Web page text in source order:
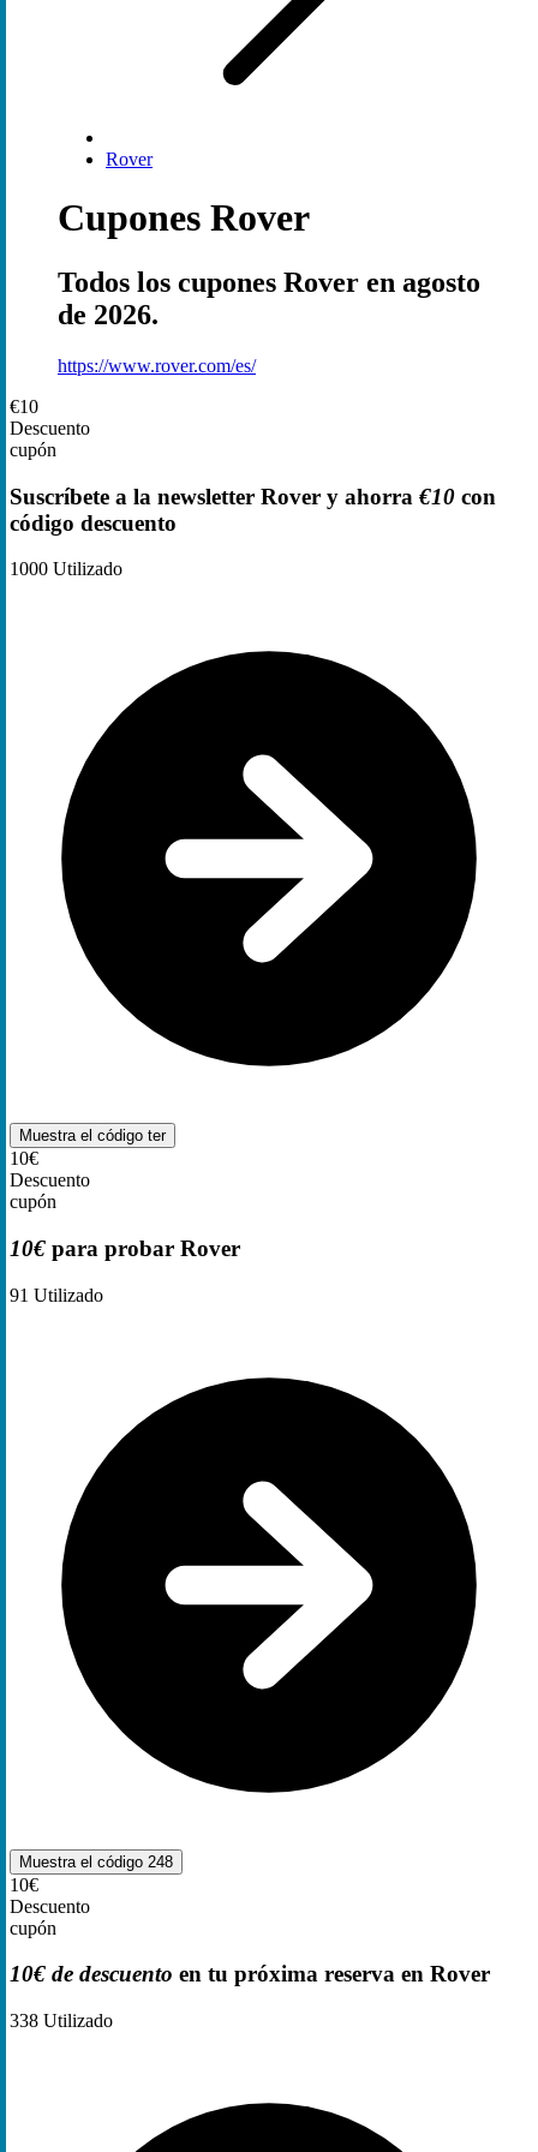
Rover
Cupones Rover
Todos los cupones Rover en agosto
de 2026.
https://www.rover.com/es/
€10
Descuento
cupón
Suscríbete a la newsletter Rover y ahorra €10 con
código descuento
1000 Utilizado
Muestra el código ter
10€
Descuento
cupón
10€ para probar Rover
91 Utilizado
Muestra el código 248
10€
Descuento
cupón
10€ de descuento en tu próxima reserva en Rover
338 Utilizado